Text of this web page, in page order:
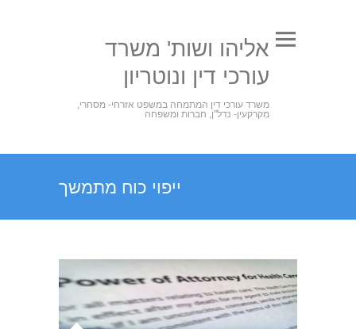
אליהו ושות' משרד
עורכי דין ונוטריון
משרד עורכי דין המתמחה במשפט אזרחי- מסחרי,
מקרקעין- נדל"ן, חברות ומשפחה
ייפוי כוח מתמשך